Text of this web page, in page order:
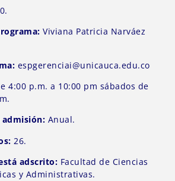
Viviana Patricia Narváez
espgerenciai@unicauca.edu.co
4:00 p.m. a 10:00 pm sábados de
admisión: Anual.
26.
adscrito: Facultad de Ciencias
y Administrativas.